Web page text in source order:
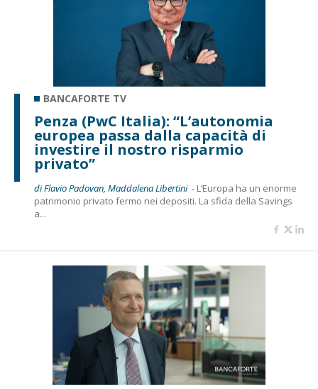
BANCAFORTE TV
Penza (PwC Italia): “L’autonomia
europea passa dalla capacità di
investire il nostro risparmio
privato”
di Flavio Padovan, Maddalena Libertini - L’Europa ha un enorme
patrimonio privato fermo nei depositi. La sfida della Savings
a...